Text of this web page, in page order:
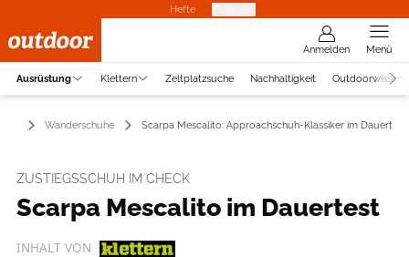
Hefte
Anmelden Menü
Ausrüstung Klettern Zeltplatzsuche Nachhaltigkeit Outdoorwissen
Wanderschuhe Scarpa Mescalito: Approachschuh-Klassiker im Dauertest
ZUSTIEGSSCHUH IM CHECK
Scarpa Mescalito im Dauertest
INHALT VON